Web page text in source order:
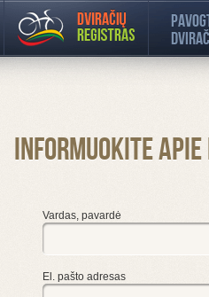
Informuokite
Vardas, pavardė
El. pašto adresas